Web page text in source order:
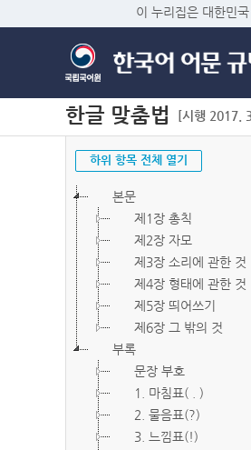
이 누리집은 대한민
한글 맞춤법 [시행 2017.
하위 항목 전체 열기
본문
제1장 총칙
제2장 자모
제3장 소리에 관한 것
제4장 형태에 관한 것
제5장 띄어쓰기
제6장 그 밖의 것
부록
문장 부호
1. 마침표( . )
2. 물음표(?)
3. 느낌표(!)